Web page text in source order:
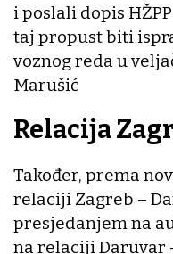
i poslali dopis
taj propust biti
voznog reda u
Marušić
Relacija
Također, prema
relaciji Zagreb –
presjedanjem na
na relaciji Daruvar